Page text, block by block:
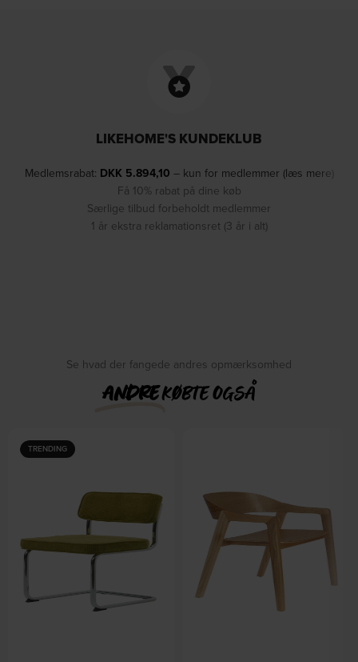
LIKEHOME'S KUNDEKLUB
Medlemsrabat: DKK5.894,10 – kun for medlemmer (læs mere)
Få 10% rabat på dine køb
Særlige tilbud forbeholdt medlemmer
1 år ekstra reklamationsret (3 år i alt)
Se hvad der fangede andres opmærksomhed
ANDREKØBTE OGSÅ
TRENDING